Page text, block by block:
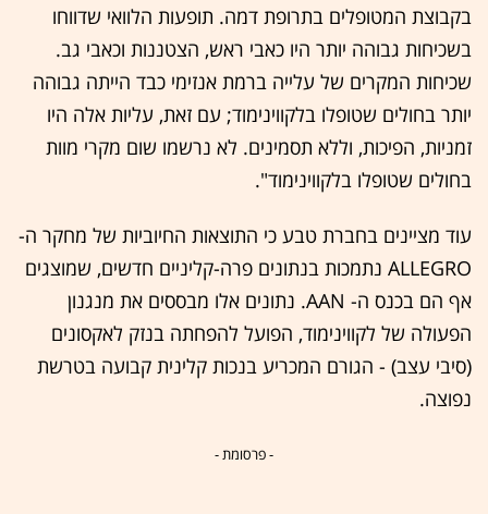
בקבוצת המטופלים בתרופת דמה. תופעות הלוואי שדווחו
בשכיחות גבוהה יותר היו כאבי ראש, הצטננות וכאבי גב.
שכיחות המקרים של עלייה ברמת אנזימי כבד הייתה גבוהה
יותר בחולים שטופלו בלקווינימוד; עם זאת, עליות אלה היו
זמניות, הפיכות, וללא תסמינים. לא נרשמו שום מקרי מוות
בחולים שטופלו בלקווינימוד".
עוד מציינים בחברת טבע כי התוצאות החיוביות של מחקר ה-
ALLEGRO נתמכות בנתונים פרה-קליניים חדשים, שמוצגים
אף הם בכנס ה- AAN. נתונים אלו מבססים את מנגנון
הפעולה של לקווינימוד, הפועל להפחתה בנזק לאקסונים
(סיבי עצב) - הגורם המכריע בנכות קלינית קבועה בטרשת
נפוצה.
- פרסומת -